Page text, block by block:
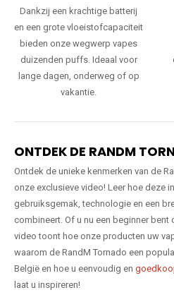
Dankzij een krachtige batterij
en een grote vloeistofcapaciteit
bieden onze wegwerp vapes
duizenden puffs. Ideaal voor
lange dagen, onderweg of op
vakantie.
ONTDEK DE RANDM
Ontdek de unieke kenmerken van de
onze exclusieve video! Leer hoe deze
gebruiksgemak, technologie en een
combineert. Of u nu een beginner bent
video toont hoe onze producten uw
waarom de RandM Tornado een
België en hoe u eenvoudig en
laat u inspireren!